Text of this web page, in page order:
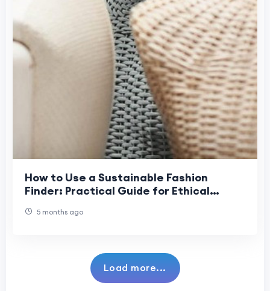
How to Use a Sustainable Fashion
Finder: Practical Guide for Ethical
5 months ago
Load more...